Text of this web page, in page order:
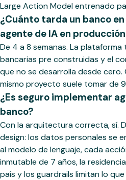
Large Action Model entrenado
¿Cuánto tarda un banco
agente de IA en
De 4 a 8 semanas. La
bancarias pre construidas y el
que no se desarrolla desde
mismo proyecto suele tomar de 9
¿Es seguro implementar
banco?
Con la arquitectura correcta, sí.
design: los datos personales se
al modelo de lenguaje, cada
inmutable de 7 años, la
país y los guardrails limitan lo